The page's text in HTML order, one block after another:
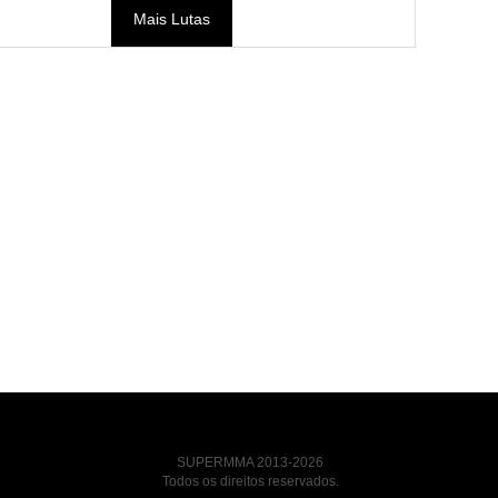
Mais Lutas
SUPERMMA 2013-2026
Todos os direitos reservados.